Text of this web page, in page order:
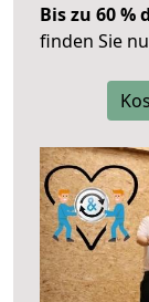
Bis zu 60 %
finden Sie